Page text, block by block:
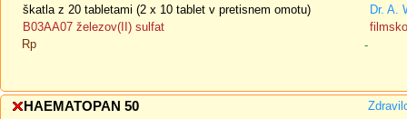
škatla z 20 tabletami (2 x 10 tablet v pretisnem omotu)
Dr. A.
B03AA07 železov(II) sulfat
Rp
-
HAEMATOPAN 50